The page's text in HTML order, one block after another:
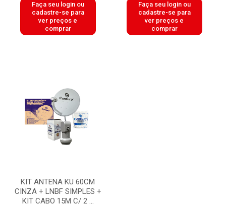
Faça seu login ou
cadastre-se para
ver preços e
comprar
Faça seu login ou
cadastre-se para
ver preços e
comprar
KIT ANTENA KU 60CM
CINZA + LNBF SIMPLES +
KIT CABO 15M C/ 2 ...